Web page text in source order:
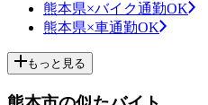
熊本県×バイク通勤OK
熊本県×車通勤OK
もっと見る